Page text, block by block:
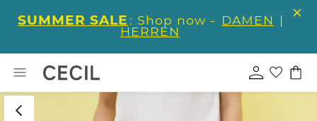
SUMMER SALE : Shop now - DAMEN |
HERREN